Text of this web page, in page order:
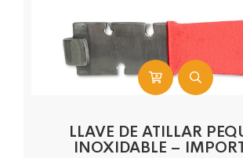
LLAVE DE ATILLAR
INOXIDABLE –